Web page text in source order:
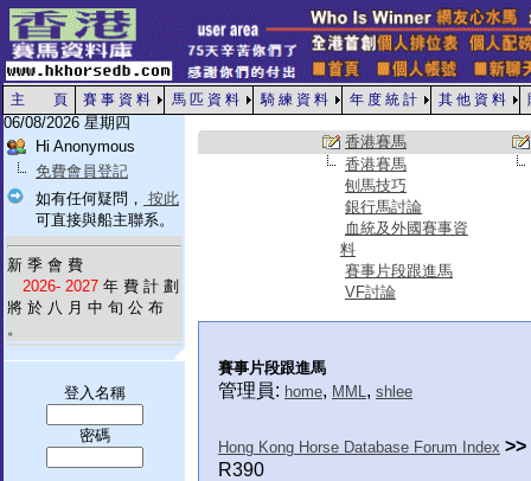
主 頁 賽 事 資 料 馬 匹 資 料 騎 練 資 料 年 度 統 計 其 他 資 料
06/08/2026 星期四
Hi Anonymous
免費會員登記
如有任何疑問， 按此
可直接與船主聯系。
新 季 會 費
2026- 2027 年 費 計 劃
將 於 八 月 中 旬 公 布
。
登入名稱
密碼
香港賽馬
香港賽馬
刨馬技巧
銀行馬討論
血統及外國賽事資
料
賽事片段跟進馬
VF討論
賽事片段跟進馬
管理員: home, MML, shlee
Hong Kong Horse Database Forum Index >>
R390